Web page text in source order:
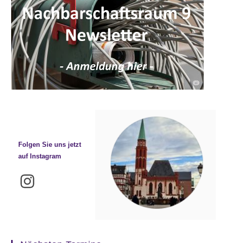
Folgen Sie uns jetzt
auf Instagram
Instagram